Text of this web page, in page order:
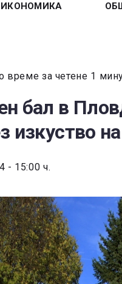
ИКОНОМИКА
време за четене 1
бал в
изкуство
- 15:00 ч.